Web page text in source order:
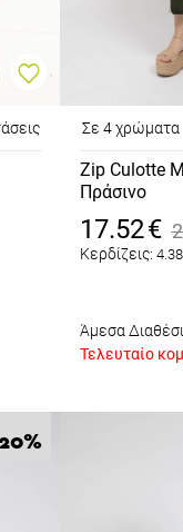
Σε 4 χρώματα
Zip Culotte
Πράσινο
17.52€
Κερδίζεις: 4.38
Άμεσα
Τελευταίο
%